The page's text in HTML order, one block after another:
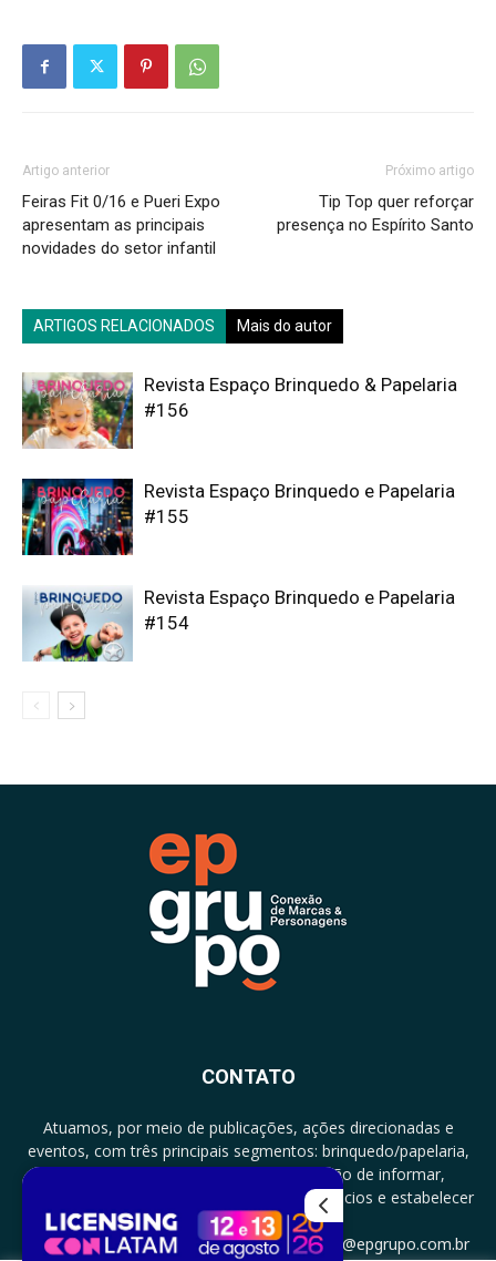
Artigo anterior
Feiras Fit 0/16 e Pueri Expo
apresentam as principais
novidades do setor infantil
Próximo artigo
Tip Top quer reforçar
presença no Espírito Santo
ARTIGOS RELACIONADOS Mais do autor
Revista Espaço Brinquedo & Papelaria
#156
Revista Espaço Brinquedo e Papelaria
#155
Revista Espaço Brinquedo e Papelaria
#154
CONTATO
Atuamos, por meio de publicações, ações direcionadas e
eventos, com três principais segmentos: brinquedo/papelaria,
licenciamento e zero a três com a missão de informar,
documentar, proporcionar encontro de negócios e estabelecer
parcerias.
CONTATO: +5511994513097 - atendimento@epgrupo.com.br